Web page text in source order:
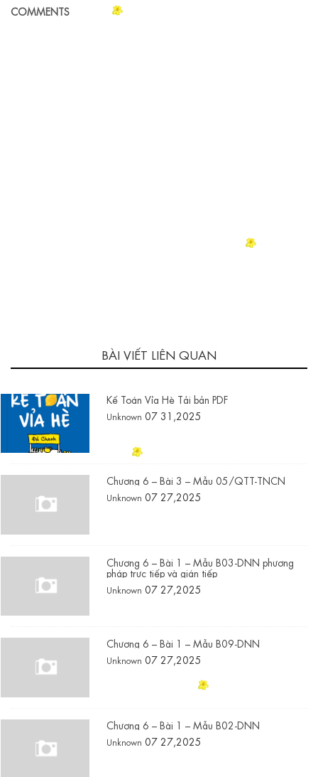
ke-khai-thue-danh-cho-dan-ke-toan-va-nha-ban-hang.html
COMMENTS
BÀI VIẾT LIÊN QUAN
Kế Toán Vỉa Hè Tải bản PDF
Unknown 07 31,2025
Chương 6 – Bài 3 – Mẫu 05/QTT-TNCN
Unknown 07 27,2025
Chương 6 – Bài 1 – Mẫu B03-DNN phương
pháp trực tiếp và gián tiếp
Unknown 07 27,2025
Chương 6 – Bài 1 – Mẫu B09-DNN
Unknown 07 27,2025
Chương 6 – Bài 1 – Mẫu B02-DNN
Unknown 07 27,2025